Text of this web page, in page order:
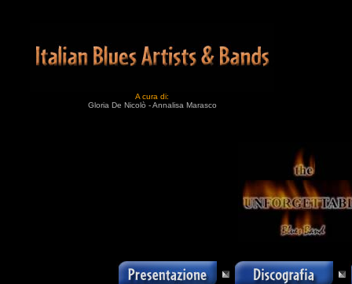
A cura di:
Gloria De Nicolò - Annalisa Marasco